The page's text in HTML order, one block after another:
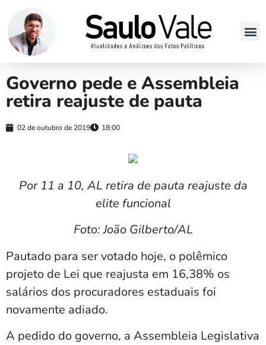
Governo pede e Assembleia
retira reajuste de pauta
02 de outubro de 2019 18:00
Por 11 a 10, AL retira de pauta reajuste da
elite funcional
Foto: João Gilberto/AL
Pautado para ser votado hoje, o polêmico
projeto de Lei que reajusta em 16,38% os
salários dos procuradores estaduais foi
novamente adiado.
A pedido do governo, a Assembleia Legislativa